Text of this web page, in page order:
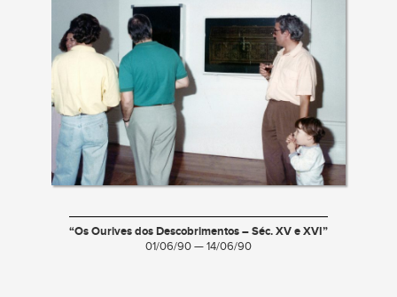
“Os Ourives dos Descobrimentos – Séc. XV e XVI”
01/06/90 — 14/06/90